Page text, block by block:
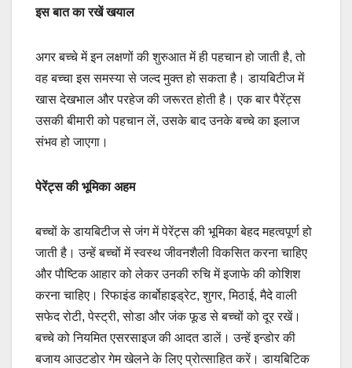
इस बात का रखें खयाल
अगर बच्चे में इन लक्षणों की शुरुआत में ही पहचान हो जाती है, तो
वह बच्चा इस समस्या से जल्द मुक्त हो सकता है। डायबिटीज में
खास देखभाल और परहेज की जरूरत होती है। एक बार पैरेंट्स
उसकी बीमारी को पहचान लें, उसके बाद उनके बच्चे का इलाज
संभव हो जाएगा।
पेरेंट्स की भूमिका अहम
बच्चों के डायबिटीज से जंग में पेरेंट्स की भूमिका बेहद महत्वपूर्ण हो
जाती है। उन्हें बच्चों में स्वस्थ जीवनशैली विकसित करना चाहिए
और पौष्टिक आहार को लेकर उनकी रुचि में इजाफे की कोशिश
करना चाहिए। रिफाइंड कार्बोहाइड्रेट, शुगर, मिठाई, मैदे वाली
सफेद रोटी, पेस्ट्री, सोडा और जंक फूड से बच्चों को दूर रखें।
बच्चे को नियमित एसरसाइज की आदत डालें। उन्हें इन्डोर की
बजाय आउटडोर गेम खेलने के लिए प्रोत्साहित करें। डायबिटिक